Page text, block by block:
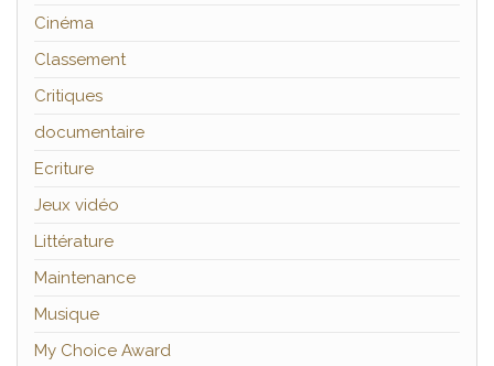
Cinéma
Classement
Critiques
documentaire
Ecriture
Jeux vidéo
Littérature
Maintenance
Musique
My Choice Award